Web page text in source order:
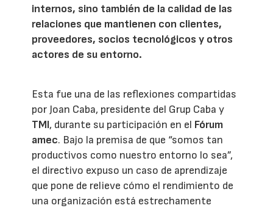
internos, sino también de la calidad de las
relaciones que mantienen con clientes,
proveedores, socios tecnológicos y otros
actores de su entorno.
Esta fue una de las reflexiones compartidas
por Joan Caba, presidente del Grup Caba y
TMI, durante su participación en el Fórum
amec. Bajo la premisa de que “somos tan
productivos como nuestro entorno lo sea”,
el directivo expuso un caso de aprendizaje
que pone de relieve cómo el rendimiento de
una organización está estrechamente